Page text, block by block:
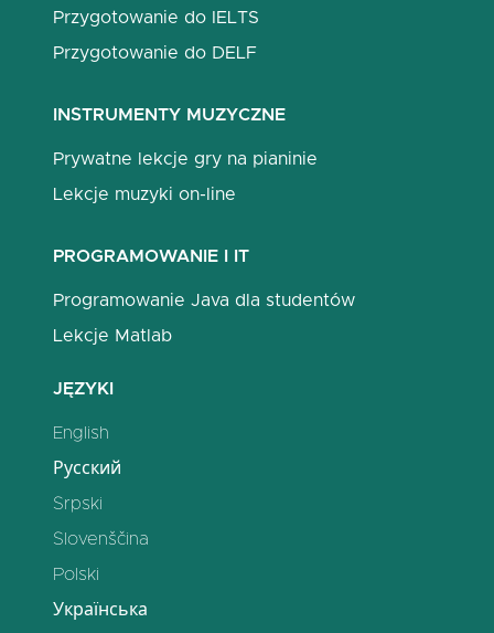
Przygotowanie do IELTS
Przygotowanie do DELF
INSTRUMENTY MUZYCZNE
Prywatne lekcje gry na pianinie
Lekcje muzyki on-line
PROGRAMOWANIE I IT
Programowanie Java dla studentów
Lekcje Matlab
JĘZYKI
English
Русский
Srpski
Slovenščina
Polski
Українська